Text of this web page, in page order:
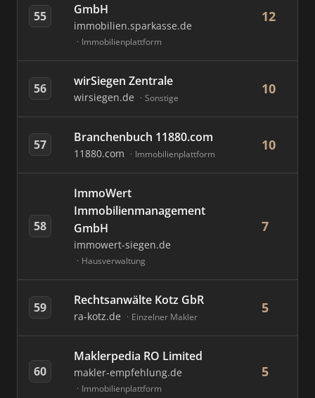
55
GmbH
immobilien.sparkasse.de
Immobilienplattform
12
56 wirSiegen Zentrale
wirsiegen.de Sonstige
10
57 Branchenbuch 11880.com
11880.com Immobilienplattform
10
58
ImmoWert
Immobilienmanagement
GmbH
immowert-siegen.de
Hausverwaltung
7
59 Rechtsanwälte Kotz GbR
ra-kotz.de Einzelner Makler
5
60
Maklerpedia RO Limited
makler-empfehlung.de
Immobilienplattform
5